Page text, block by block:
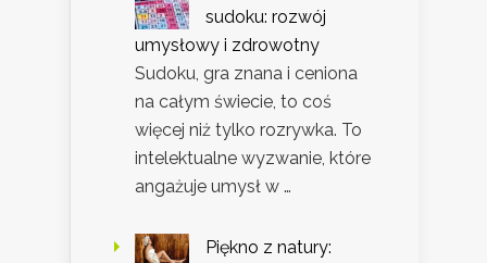
sudoku: rozwój
umysłowy i zdrowotny
Sudoku, gra znana i ceniona
na całym świecie, to coś
więcej niż tylko rozrywka. To
intelektualne wyzwanie, które
angażuje umysł w …
Piękno z natury: